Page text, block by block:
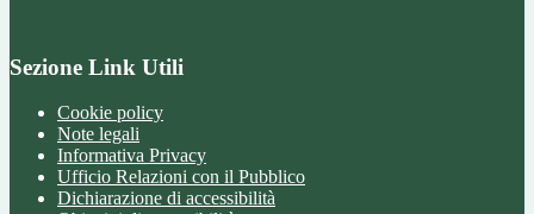
Sezione Link Utili
Cookie policy
Note legali
Informativa Privacy
Ufficio Relazioni con il Pubblico
Dichiarazione di accessibilità